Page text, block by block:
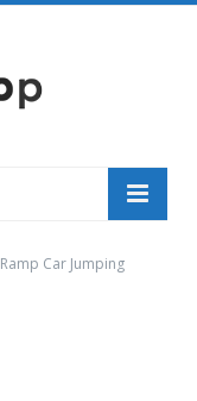
Ramp Car Jumping